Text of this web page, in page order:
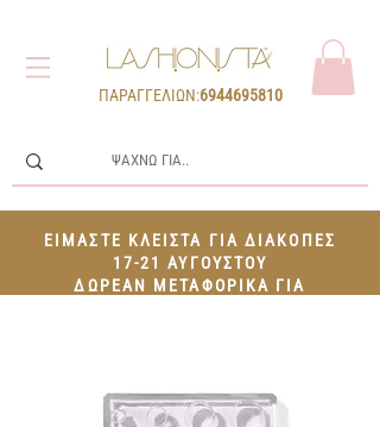
ΠΑΡΑΓΓΕΛΙΩΝ:6944695810
ΕΙΜΑΣΤΕ ΚΛΕΙΣΤΑ ΓΙΑ ΔΙΑΚΟΠΕΣ
17-21 ΑΥΓΟΥΣΤΟΥ
ΔΩΡΕΑΝ ΜΕΤΑΦΟΡΙΚΑ ΓΙΑ